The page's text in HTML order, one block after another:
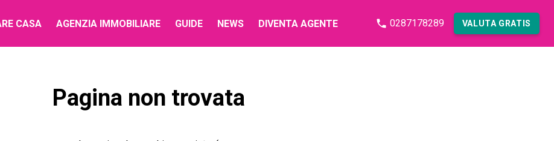
CASA AGENZIA IMMOBILIARE GUIDE NEWS DIVENTA AGENTE 0287178289 VALUTA GRATIS
Pagina non trovata